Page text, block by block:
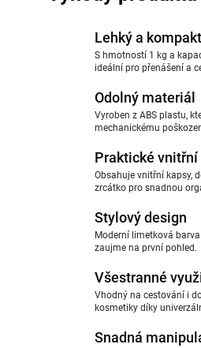
Lehký a
S hmotností 1 kg a
ideální pro přenášení a
Odolný materiál
Vyroben z ABS plastu,
mechanickému
Praktické
Obsahuje vnitřní kapsy,
zrcátko pro snadnou
Stylový design
Moderní limetková
zaujme na první pohled.
Všestranné
Vhodný na cestování i
kosmetiky díky
Snadná